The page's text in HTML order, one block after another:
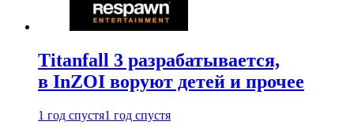
Titanfall 3 разрабатывается,
в InZOI воруют детей и прочее
1 год спустя1 год спустя